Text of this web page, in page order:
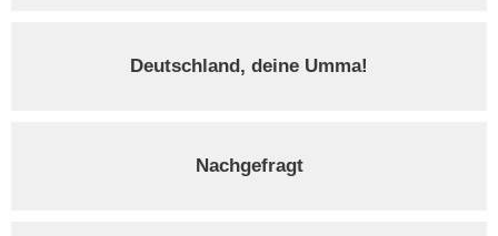
Deutschland, deine Umma!
Nachgefragt